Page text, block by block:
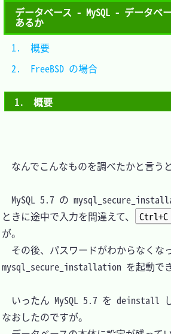
データベース - MySQL - データベ
あるか
1.　概要
なんでこんなものを調べたかと言う
MySQL 5.7 の
ときに途中で入力を間違えて、
Ctrl+C
が。
その後、パスワードがわからなくな
mysql_secure_installation を起動でき
いったん MySQL 5.7 を deinstall
なおしたのですが。